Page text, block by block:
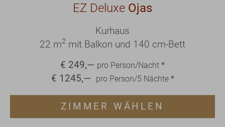
EZ Deluxe Ojas
Kurhaus
22 m2 mit Balkon und 140 cm-Bett
€ 249,— pro Person/Nacht *
€ 1245,— pro Person/5 Nächte *
ZIMMER WÄHLEN